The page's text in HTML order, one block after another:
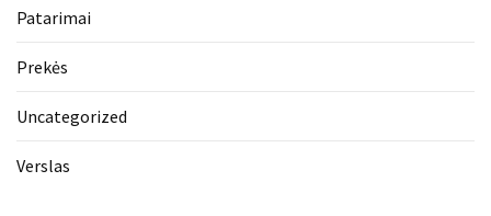
Patarimai
Prekės
Uncategorized
Verslas